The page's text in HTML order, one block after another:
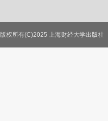
联系我们
版权所有(C)2025 上海财经大学出版社